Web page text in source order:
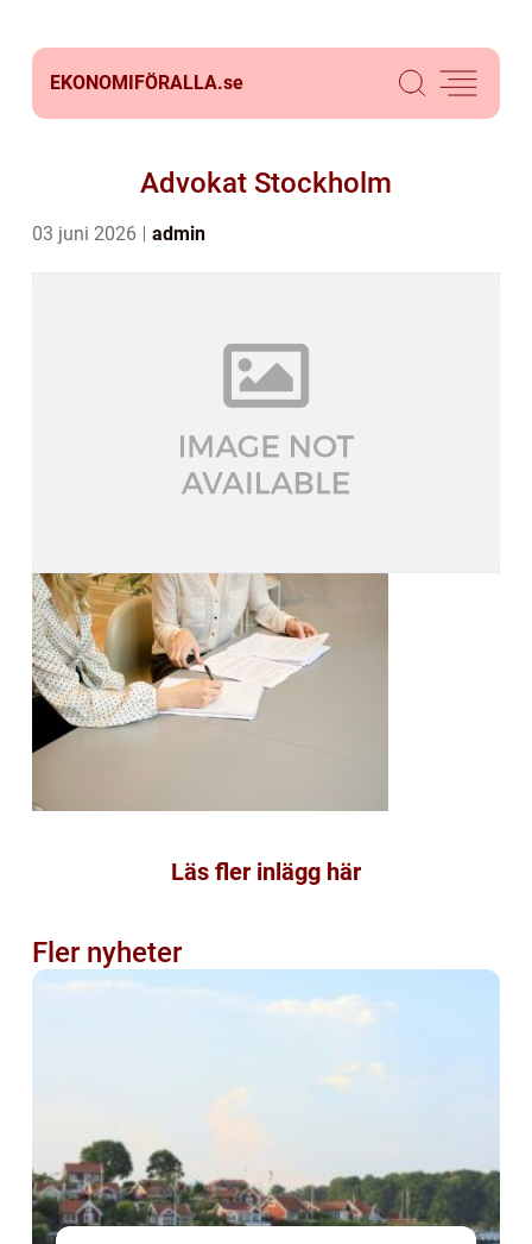
EKONOMIFÖRALLA.se
Advokat Stockholm
03 juni 2026 admin
Läs fler inlägg här
Fler nyheter